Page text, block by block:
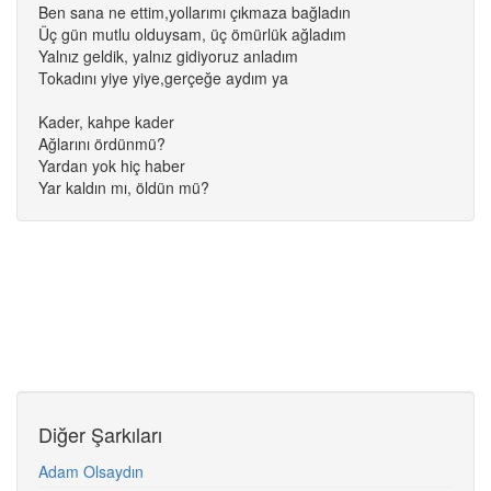
Ben sana ne ettim,yollarımı çıkmaza bağladın
Üç gün mutlu olduysam, üç ömürlük ağladım
Yalnız geldik, yalnız gidiyoruz anladım
Tokadını yiye yiye,gerçeğe aydım ya
Kader, kahpe kader
Ağlarını ördünmü?
Yardan yok hiç haber
Yar kaldın mı, öldün mü?
Diğer Şarkıları
Adam Olsaydın